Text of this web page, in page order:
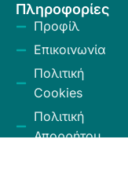
Πληροφορίες
Προφίλ
Επικοινωνία
Πολιτική
Cookies
Πολιτική
Απορρήτου